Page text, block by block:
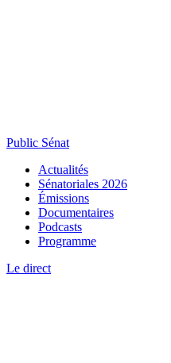
Public Sénat
Actualités
Sénatoriales 2026
Émissions
Documentaires
Podcasts
Programme
Le direct